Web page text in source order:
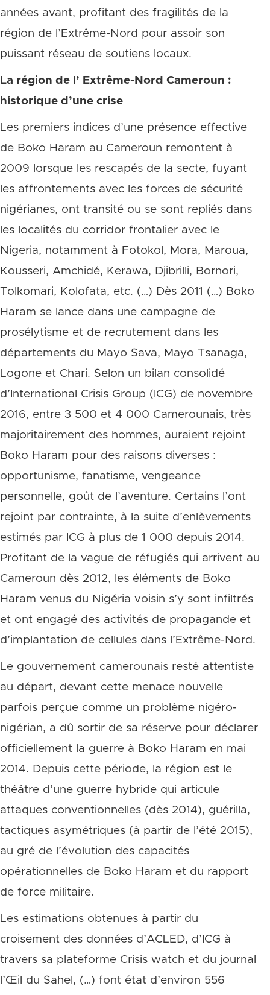
années avant, profitant des fragilités de la
région de l’Extrême-Nord pour assoir son
puissant réseau de soutiens locaux.
La région de l’ Extrême-Nord Cameroun :
historique d’une crise
Les premiers indices d’une présence effective
de Boko Haram au Cameroun remontent à
2009 lorsque les rescapés de la secte, fuyant
les affrontements avec les forces de sécurité
nigérianes, ont transité ou se sont repliés dans
les localités du corridor frontalier avec le
Nigeria, notamment à Fotokol, Mora, Maroua,
Kousseri, Amchidé, Kerawa, Djibrilli, Bornori,
Tolkomari, Kolofata, etc. (…) Dès 2011 (…) Boko
Haram se lance dans une campagne de
prosélytisme et de recrutement dans les
départements du Mayo Sava, Mayo Tsanaga,
Logone et Chari. Selon un bilan consolidé
d’International Crisis Group (ICG) de novembre
2016, entre 3 500 et 4 000 Camerounais, très
majoritairement des hommes, auraient rejoint
Boko Haram pour des raisons diverses :
opportunisme, fanatisme, vengeance
personnelle, goût de l’aventure. Certains l’ont
rejoint par contrainte, à la suite d’enlèvements
estimés par ICG à plus de 1 000 depuis 2014.
Profitant de la vague de réfugiés qui arrivent au
Cameroun dès 2012, les éléments de Boko
Haram venus du Nigéria voisin s’y sont infiltrés
et ont engagé des activités de propagande et
d’implantation de cellules dans l’Extrême-Nord.
Le gouvernement camerounais resté attentiste
au départ, devant cette menace nouvelle
parfois perçue comme un problème nigéro-
nigérian, a dû sortir de sa réserve pour déclarer
officiellement la guerre à Boko Haram en mai
2014. Depuis cette période, la région est le
théâtre d’une guerre hybride qui articule
attaques conventionnelles (dès 2014), guérilla,
tactiques asymétriques (à partir de l’été 2015),
au gré de l’évolution des capacités
opérationnelles de Boko Haram et du rapport
de force militaire.
Les estimations obtenues à partir du
croisement des données d’ACLED, d’ICG à
travers sa plateforme Crisis watch et du journal
l’Œil du Sahel, (…) font état d’environ 556